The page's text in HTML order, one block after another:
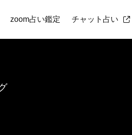
zoom占い鑑定 チャット占い